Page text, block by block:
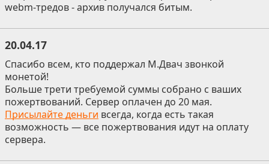
webm-тредов - архив получался битым.
20.04.17
Спасибо всем, кто поддержал М.Двач звонкой
монетой!
Больше трети требуемой суммы собрано с ваших
пожертвований. Сервер оплачен до 20 мая.
Присылайте деньги всегда, когда есть такая
возможность — все пожертвования идут на оплату
сервера.